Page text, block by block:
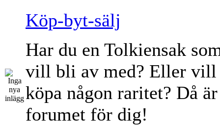
Köp-byt-sälj
Har du en Tolkiensak
vill bli av med? Eller vill
köpa någon raritet? Då
forumet för dig!